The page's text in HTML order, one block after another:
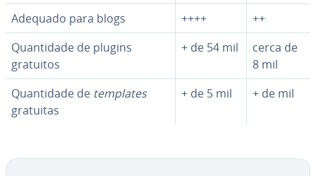
Adequado para blogs
++++
++
Quan­ti­dade de plugins
gratuitos
+ de 54 mil
cerca de
8 mil
Quan­ti­dade de templates
gratuitas
+ de 5 mil + de mil